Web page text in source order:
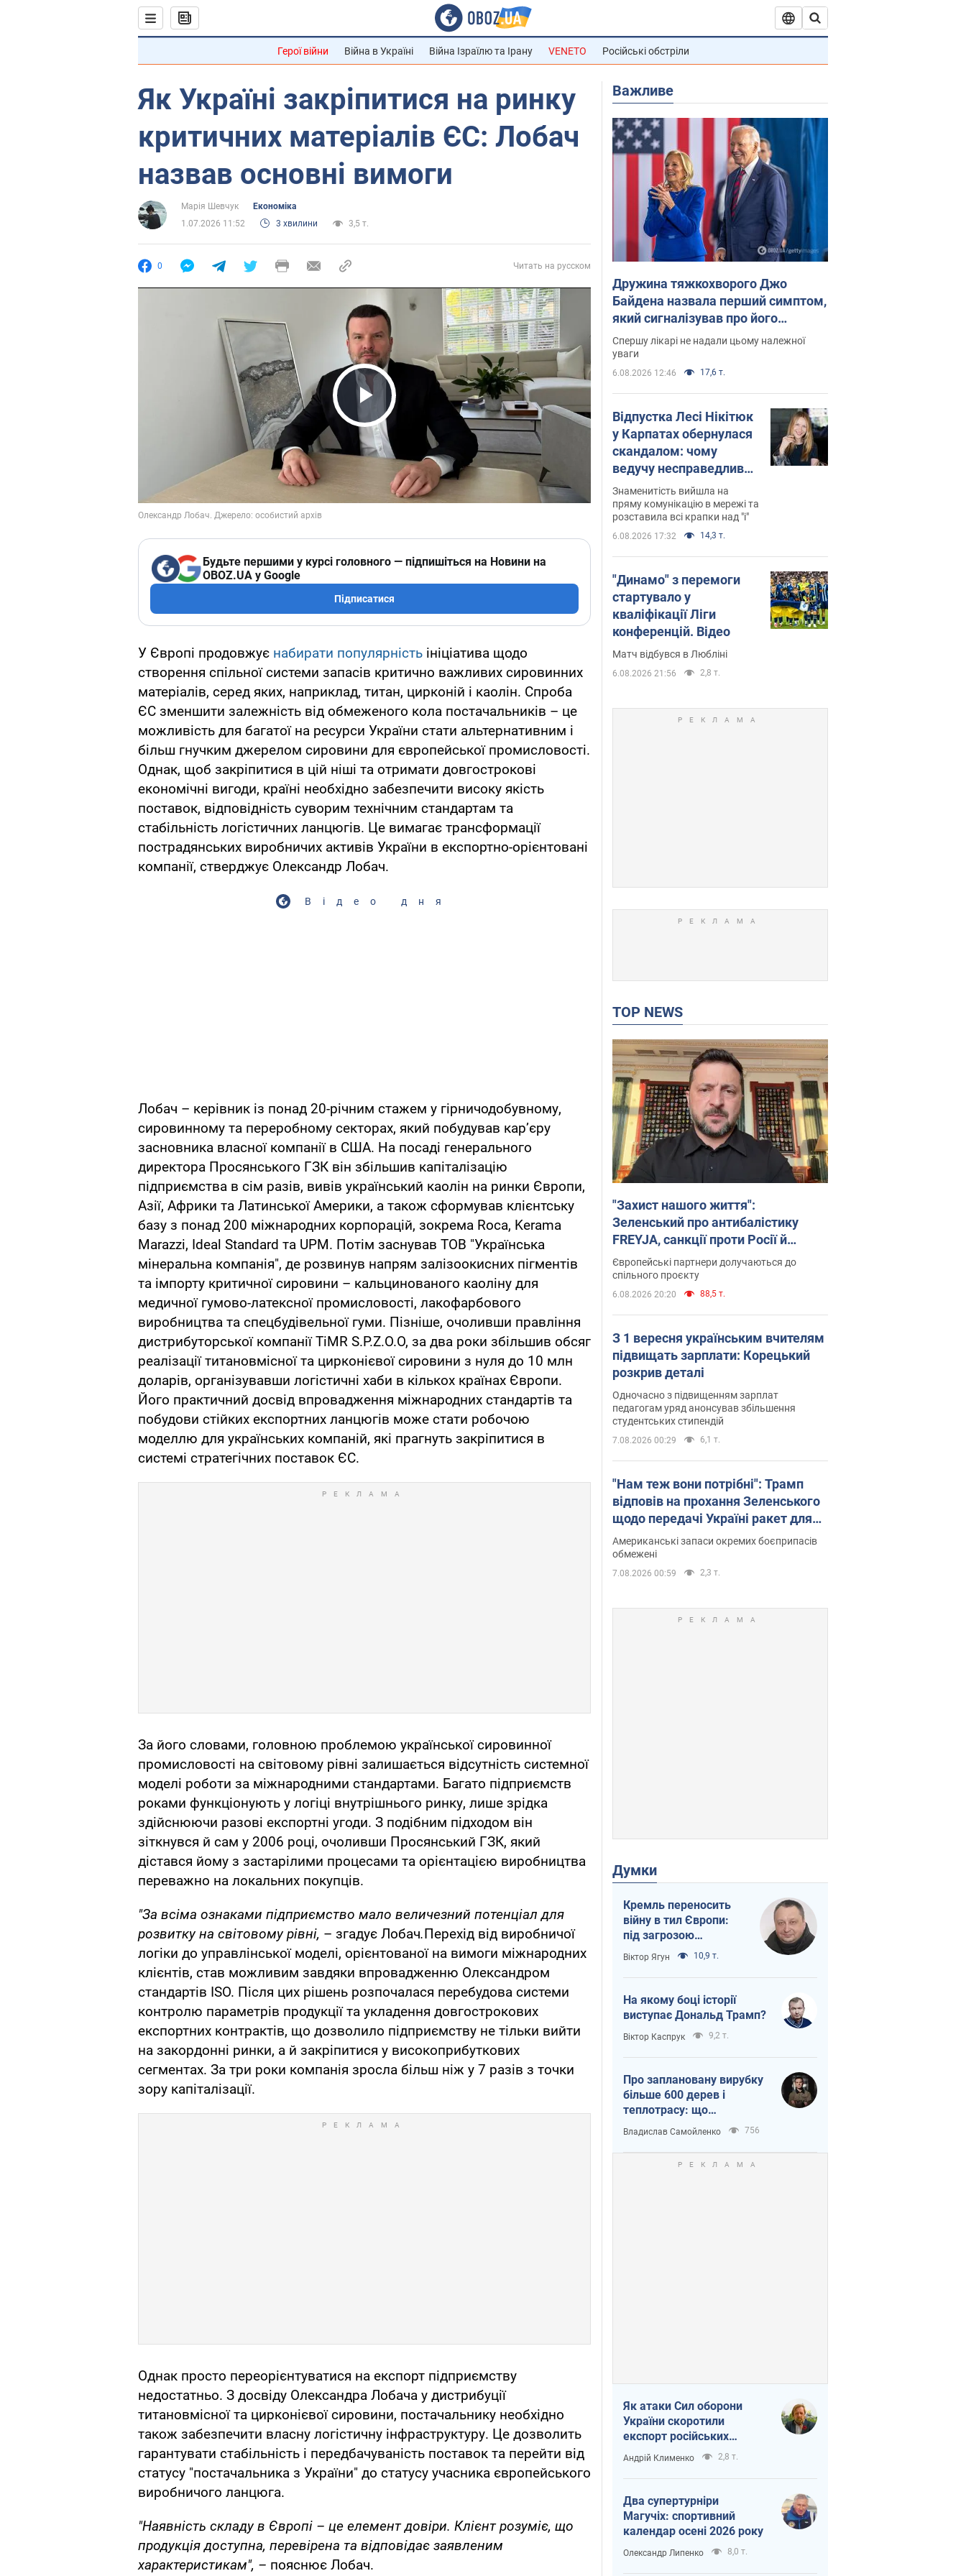
Герої війни Війна в Україні Війна Ізраїлю та Ірану VENETO Російські обстріли
Як Україні закріпитися на ринку
критичних матеріалів ЄС: Лобач
назвав основні вимоги
Марія Шевчук
Економіка
1.07.2026 11:52
3 хвилини 3,5 т.
0 Читать на русском
Play Video
Будьте першими у курсі головного — підпишіться на Новини на
OBOZ.UA у Google
Підписатися
У Європі продовжує набирати популярність ініціатива щодо
створення спільної системи запасів критично важливих сировинних
матеріалів, серед яких, наприклад, титан, цирконій і каолін. Спроба
ЄС зменшити залежність від обмеженого кола постачальників – це
можливість для багатої на ресурси України стати альтернативним і
більш гнучким джерелом сировини для європейської промисловості.
Однак, щоб закріпитися в цій ніші та отримати довгострокові
економічні вигоди, країні необхідно забезпечити високу якість
поставок, відповідність суворим технічним стандартам та
стабільність логістичних ланцюгів. Це вимагає трансформації
пострадянських виробничих активів України в експортно-орієнтовані
компанії, стверджує Олександр Лобач.
Відео дня
Лобач – керівник із понад 20-річним стажем у гірничодобувному,
сировинному та переробному секторах, який побудував кар’єру
засновника власної компанії в США. На посаді генерального
директора Просянського ГЗК він збільшив капіталізацію
підприємства в сім разів, вивів український каолін на ринки Європи,
Азії, Африки та Латинської Америки, а також сформував клієнтську
базу з понад 200 міжнародних корпорацій, зокрема Roca, Kerama
Marazzi, Ideal Standard та UPM. Потім заснував ТОВ "Українська
мінеральна компанія", де розвинув напрям залізоокисних пігментів
та імпорту критичної сировини – кальцинованого каоліну для
медичної гумово-латексної промисловості, лакофарбового
виробництва та спецбудівельної гуми. Пізніше, очоливши правління
дистрибуторської компанії TiMR S.P.Z.O.O, за два роки збільшив обсяг
реалізації титановмісної та цирконієвої сировини з нуля до 10 млн
доларів, організувавши логістичні хаби в кількох країнах Європи.
Його практичний досвід впровадження міжнародних стандартів та
побудови стійких експортних ланцюгів може стати робочою
моделлю для українських компаній, які прагнуть закріпитися в
системі стратегічних поставок ЄС.
За його словами, головною проблемою української сировинної
промисловості на світовому рівні залишається відсутність системної
моделі роботи за міжнародними стандартами. Багато підприємств
роками функціонують у логіці внутрішнього ринку, лише зрідка
здійснюючи разові експортні угоди. З подібним підходом він
зіткнувся й сам у 2006 році, очоливши Просянський ГЗК, який
дістався йому з застарілими процесами та орієнтацією виробництва
переважно на локальних покупців.
"За всіма ознаками підприємство мало величезний потенціал для
розвитку на світовому рівні, – згадує Лобач.Перехід від виробничої
логіки до управлінської моделі, орієнтованої на вимоги міжнародних
клієнтів, став можливим завдяки впровадженню Олександром
стандартів ISO. Після цих рішень розпочалася перебудова системи
контролю параметрів продукції та укладення довгострокових
експортних контрактів, що дозволило підприємству не тільки вийти
на закордонні ринки, а й закріпитися у високоприбуткових
сегментах. За три роки компанія зросла більш ніж у 7 разів з точки
зору капіталізації.
Однак просто переорієнтуватися на експорт підприємству
недостатньо. З досвіду Олександра Лобача у дистрибуції
титановмісної та цирконієвої сировини, постачальнику необхідно
також забезпечити власну логістичну інфраструктуру. Це дозволить
гарантувати стабільність і передбачуваність поставок та перейти від
статусу "постачальника з України" до статусу учасника європейського
виробничого ланцюга.
"Наявність складу в Європі – це елемент довіри. Клієнт розуміє, що
продукція доступна, перевірена та відповідає заявленим
характеристикам", – пояснює Лобач.
Важливе
Дружина тяжкохворого Джо
Байдена назвала перший симптом,
який сигналізував про його
"агресивний" рак
Спершу лікарі не надали цьому належної
уваги
6.08.2026 12:46 17,6 т.
Відпустка Лесі Нікітюк
у Карпатах обернулася
скандалом: чому
ведучу несправедливо
захейтили
Знаменитість вийшла на
пряму комунікацію в мережі та
розставила всі крапки над "і"
6.08.2026 17:32 14,3 т.
"Динамо" з перемоги
стартувало у
кваліфікації Ліги
конференцій. Відео
Матч відбувся в Любліні
6.08.2026 21:56 2,8 т.
TOP NEWS
"Захист нашого життя":
Зеленський про антибалістику
FREYJA, санкції проти Росії й
підтримку аграріїв. Відео
Європейські партнери долучаються до
спільного проєкту
6.08.2026 20:20 88,5 т.
З 1 вересня українським вчителям
підвищать зарплати: Корецький
розкрив деталі
Одночасно з підвищенням зарплат
педагогам уряд анонсував збільшення
студентських стипендій
7.08.2026 00:29 6,1 т.
"Нам теж вони потрібні": Трамп
відповів на прохання Зеленського
щодо передачі Україні ракет для
Patriot
Американські запаси окремих боєприпасів
обмежені
7.08.2026 00:59 2,3 т.
Думки
Кремль переносить
війну в тил Європи:
під загрозою
критична логістика
Віктор Ягун 10,9 т.
На якому боці історії
виступає Дональд Трамп?
Віктор Каспрук 9,2 т.
Про заплановану вирубку
більше 600 дерев і
теплотрасу: що
відбувається на Теремках
у Києві
Владислав Самойленко 756
Як атаки Сил оборони
України скоротили
експорт російських
нафтопродуктів
Андрій Клименко 2,8 т.
Два супертурніри
Магучіх: спортивний
календар осені 2026 року
Олександр Липенко 8,0 т.